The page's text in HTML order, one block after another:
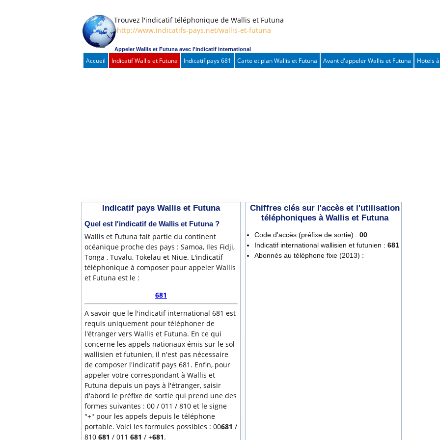
Trouvez l'indicatif téléphonique de Wallis et Futuna
http://www.indicatifs-pays.net/wallis-et-futuna
Appeler Wallis et Futuna avec l'indicatif international
Accueil Indicatif Wallis et Futuna Indicatif pays 681 Carte et plan Wallis et Futuna Avant d'appeler Wallis et Futuna Hotels
Indicatif pays Wallis et Futuna
Quel est l'indicatif de Wallis et Futuna ?
Wallis et Futuna fait partie du continent
océanique proche des pays : Samoa, Iles Fidji,
Tonga , Tuvalu, Tokelau et Niue. L'indicatif
téléphonique à composer pour appeler Wallis
et Futuna est le :
681
A savoir que le l'indicatif international 681 est
requis uniquement pour téléphoner de
l'étranger vers Wallis et Futuna. En ce qui
concerne les appels nationaux émis sur le sol
wallisien et futunien, il n'est pas nécessaire
de composer l'indicatif pays 681. Enfin, pour
appeler votre correspondant à Wallis et
Futuna depuis un pays à l'étranger, saisir
d'abord le préfixe de sortie qui prend une des
formes suivantes : 00 / 011 / 810 et le signe
"+" pour les appels depuis le téléphone
portable. Voici les formules possibles : 00681 /
810 681 / 011 681 / +681.
Chiffres clés sur l'accès et l'utilisation
téléphoniques à Wallis et Futuna
Code d'accès (préfixe de sortie) : 00
Indicatif international wallisien et futunien : 681
Abonnés au téléphone fixe (2013) :